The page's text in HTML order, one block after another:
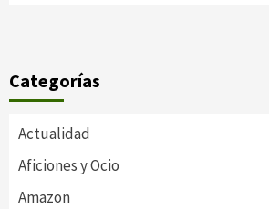
Categorías
Actualidad
Aficiones y Ocio
Amazon